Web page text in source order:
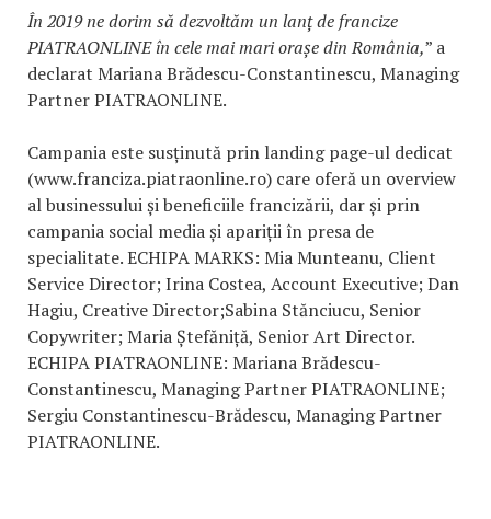
În 2019 ne dorim să dezvoltăm un lanț de francize
PIATRAONLINE în cele mai mari orașe din România,” a
declarat Mariana Brădescu-Constantinescu, Managing
Partner PIATRAONLINE.
Campania este susținută prin landing page-ul dedicat
(www.franciza.piatraonline.ro) care oferă un overview
al businessului și beneficiile francizării, dar și prin
campania social media și apariții în presa de
specialitate. ECHIPA MARKS: Mia Munteanu, Client
Service Director; Irina Costea, Account Executive; Dan
Hagiu, Creative Director;Sabina Stănciucu, Senior
Copywriter; Maria Ștefăniță, Senior Art Director.
ECHIPA PIATRAONLINE: Mariana Brădescu-
Constantinescu, Managing Partner PIATRAONLINE;
Sergiu Constantinescu-Brădescu, Managing Partner
PIATRAONLINE.